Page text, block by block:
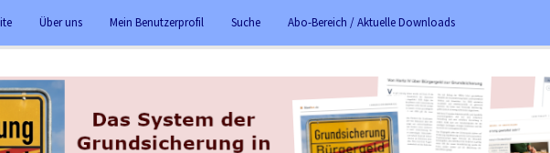
Über uns Mein Benutzerprofil Suche Abo-Bereich / Aktuelle Downloads